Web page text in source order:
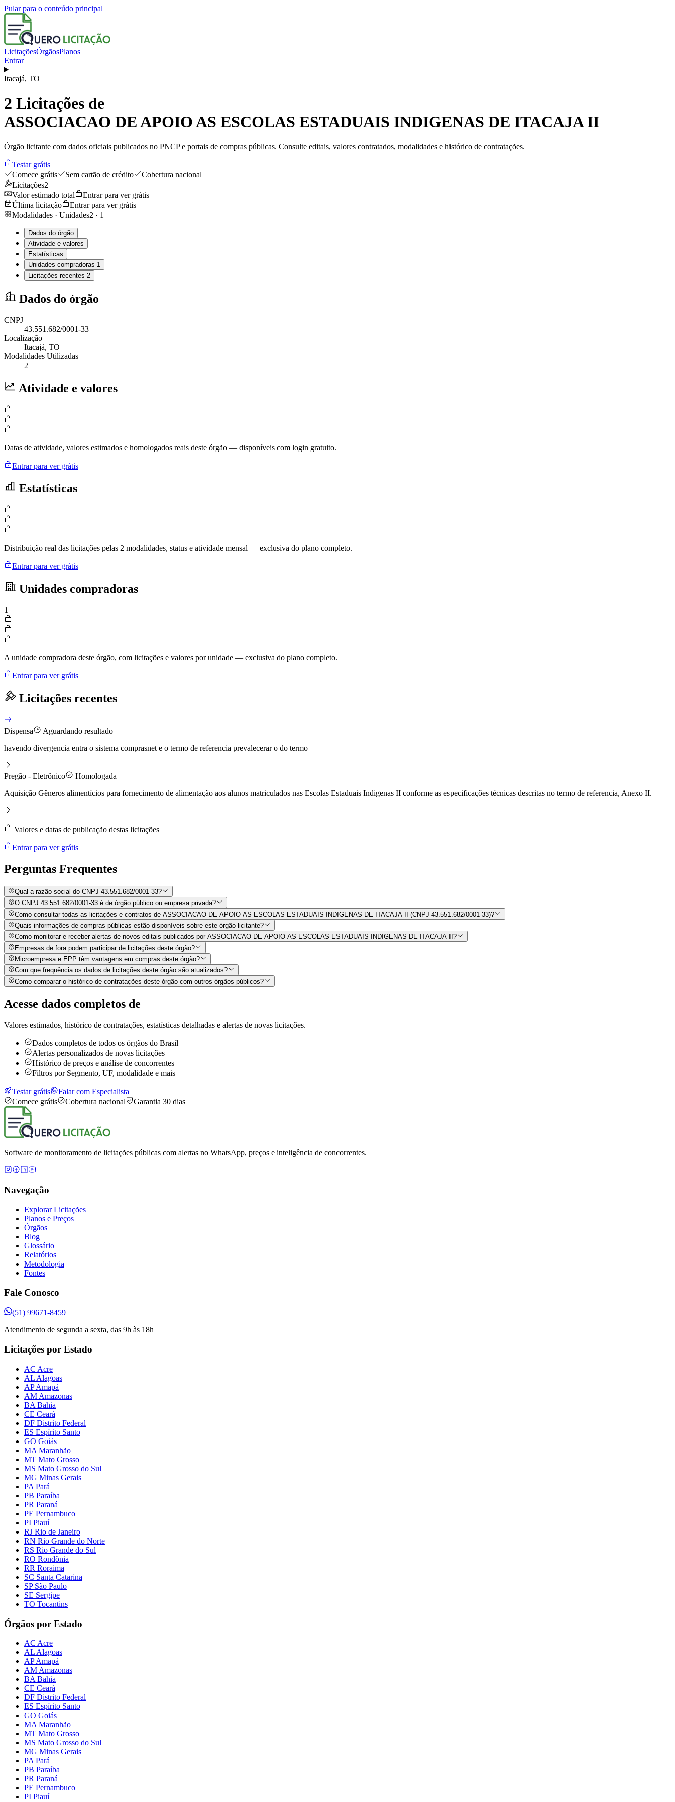
Pular para o conteúdo principal
LicitaçõesÓrgãosPlanos
Entrar
Itacajá, TO
2 Licitações de
ASSOCIACAO DE APOIO AS ESCOLAS ESTADUAIS INDIGENAS DE ITACAJA II
Órgão licitante com dados oficiais publicados no PNCP e portais de compras públicas. Consulte editais, valores contratados, modalidades e histórico de contratações.
Testar grátis
Comece grátis
Sem cartão de crédito
Cobertura nacional
Licitações2
Valor estimado total
Entrar para ver grátis
Última licitação
Entrar para ver grátis
Modalidades · Unidades2 · 1
Dados do órgão
Atividade e valores
Estatísticas
Unidades compradoras 1
Licitações recentes 2
Dados do órgão
CNPJ
43.551.682/0001-33
Localização
Itacajá, TO
Modalidades Utilizadas
2
Atividade e valores
Datas de atividade, valores estimados e homologados reais deste órgão — disponíveis com login gratuito.
Entrar para ver grátis
Estatísticas
Distribuição real das licitações pelas 2 modalidades, status e atividade mensal — exclusiva do plano completo.
Entrar para ver grátis
Unidades compradoras
1
A unidade compradora deste órgão, com licitações e valores por unidade — exclusiva do plano completo.
Entrar para ver grátis
Licitações recentes
Dispensa
Aguardando resultado
havendo divergencia entra o sistema comprasnet e o termo de referencia prevalecerar o do termo
Pregão - Eletrônico
Homologada
Aquisição Gêneros alimentícios para fornecimento de alimentação aos alunos matriculados nas Escolas Estaduais Indigenas II conforme as especificações técnicas descritas no termo de referencia, Anexo II.
Valores e datas de publicação destas licitações
Entrar para ver grátis
Perguntas Frequentes
Qual a razão social do CNPJ 43.551.682/0001-33?
O CNPJ 43.551.682/0001-33 é de órgão público ou empresa privada?
Como consultar todas as licitações e contratos de ASSOCIACAO DE APOIO AS ESCOLAS ESTADUAIS INDIGENAS DE ITACAJA II (CNPJ 43.551.682/0001-33)?
Quais informações de compras públicas estão disponíveis sobre este órgão licitante?
Como monitorar e receber alertas de novos editais publicados por ASSOCIACAO DE APOIO AS ESCOLAS ESTADUAIS INDIGENAS DE ITACAJA II?
Empresas de fora podem participar de licitações deste órgão?
Microempresa e EPP têm vantagens em compras deste órgão?
Com que frequência os dados de licitações deste órgão são atualizados?
Como comparar o histórico de contratações deste órgão com outros órgãos públicos?
Acesse dados completos de
Valores estimados, histórico de contratações, estatísticas detalhadas e alertas de novas licitações.
Dados completos de todos os órgãos do Brasil
Alertas personalizados de novas licitações
Histórico de preços e análise de concorrentes
Filtros por Segmento, UF, modalidade e mais
Testar grátis
Falar com Especialista
Comece grátis
Cobertura nacional Garantia 30 dias
Software de monitoramento de licitações públicas com alertas no WhatsApp, preços e inteligência de concorrentes.
Navegação
Explorar Licitações
Planos e Preços
Órgãos
Blog
Glossário
Relatórios
Metodologia
Fontes
Fale Conosco
(51) 99671-8459
Atendimento de segunda a sexta, das 9h às 18h
Licitações por Estado
AC Acre
AL Alagoas
AP Amapá
AM Amazonas
BA Bahia
CE Ceará
DF Distrito Federal
ES Espírito Santo
GO Goiás
MA Maranhão
MT Mato Grosso
MS Mato Grosso do Sul
MG Minas Gerais
PA Pará
PB Paraíba
PR Paraná
PE Pernambuco
PI Piauí
RJ Rio de Janeiro
RN Rio Grande do Norte
RS Rio Grande do Sul
RO Rondônia
RR Roraima
SC Santa Catarina
SP São Paulo
SE Sergipe
TO Tocantins
Órgãos por Estado
AC Acre
AL Alagoas
AP Amapá
AM Amazonas
BA Bahia
CE Ceará
DF Distrito Federal
ES Espírito Santo
GO Goiás
MA Maranhão
MT Mato Grosso
MS Mato Grosso do Sul
MG Minas Gerais
PA Pará
PB Paraíba
PR Paraná
PE Pernambuco
PI Piauí